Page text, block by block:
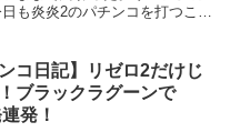
も炎炎2のパチンコを打つこと
ンコ日記】リゼロ2だけじ
ブラックラグーンで
発！